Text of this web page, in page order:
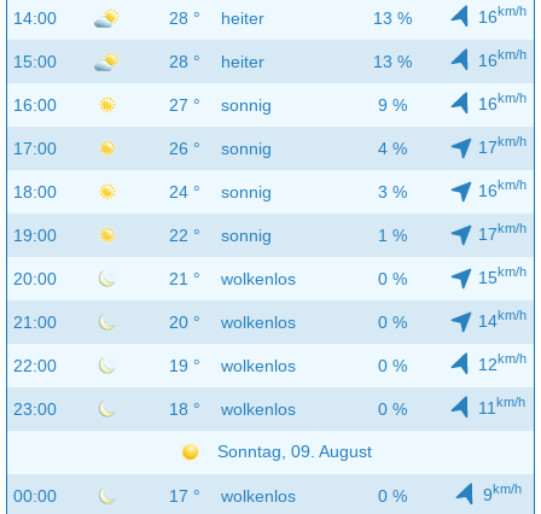
14:00 28 ° heiter 13 % 16km/h
15:00 28 ° heiter 13 % 16km/h
16:00 27 ° sonnig 9 % 16km/h
17:00 26 ° sonnig 4 % 17km/h
18:00 24 ° sonnig 3 % 16km/h
19:00 22 ° sonnig 1 % 17km/h
20:00 21 ° wolkenlos 0 % 15km/h
21:00 20 ° wolkenlos 0 % 14km/h
22:00 19 ° wolkenlos 0 % 12km/h
23:00 18 ° wolkenlos 0 % 11 km/h
Sonntag, 09. August
00:00 17 ° wolkenlos 0 % 9km/h